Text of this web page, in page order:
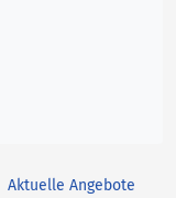
Aktuelle Angebote